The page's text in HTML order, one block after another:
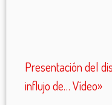
Presentación del
influjo de… Vídeo»